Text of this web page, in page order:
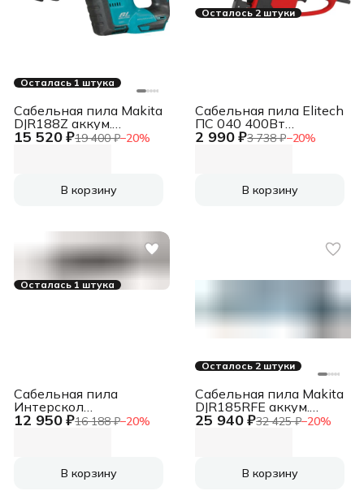
Осталась 1 штука
15 520 ₽19 400 ₽−20%
Сабельная пила Makita
DJR188Z аккум.
3000ход/мин
В корзину
Осталось 2 штуки
2 990 ₽3 738 ₽−20%
Сабельная пила Elitech
ПС 040 400Вт
2800ход/мин (204027)
В корзину
Осталась 1 штука
12 950 ₽16 188 ₽−20%
Сабельная пила
Интерскол
НПА-150/18ВМ аккум.
В корзину
Осталось 2 штуки
25 940 ₽32 425 ₽−20%
Сабельная пила Makita
DJR185RFE аккум.
3000ход/мин
В корзину